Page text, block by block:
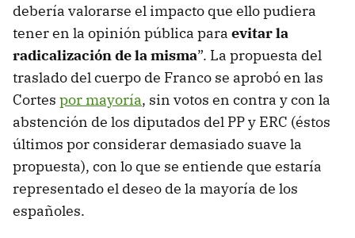
debería valorarse el impacto que ello pudiera
tener en la opinión pública para evitar la
radicalización de la misma”. La propuesta del
traslado del cuerpo de Franco se aprobó en las
Cortes por mayoría, sin votos en contra y con la
abstención de los diputados del PP y ERC (éstos
últimos por considerar demasiado suave la
propuesta), con lo que se entiende que estaría
representado el deseo de la mayoría de los
españoles.